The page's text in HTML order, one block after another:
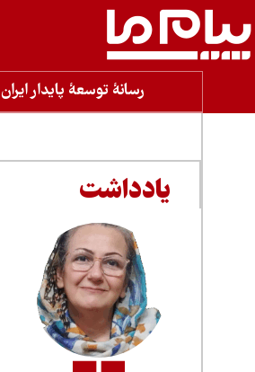
رسانۀ توسعۀ پایدار ایران
یادداشت